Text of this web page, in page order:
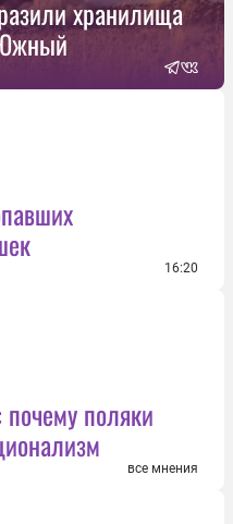
хранилища
16:20
поляки
все мнения